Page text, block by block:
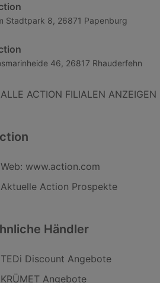
Stadtpark 8, 26871 Papenburg
46, 26817 Rhauderfehn
ALLE ACTION FILIALEN ANZEIGEN
Web: www.action.com
Aktuelle Action Prospekte
Händler
TEDi Discount Angebote
KRÜMET Angebote